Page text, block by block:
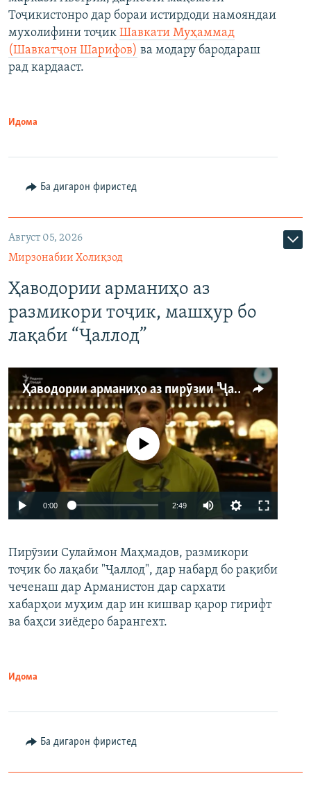
Тоҷикистонро дар бораи истирдоди намояндаи
мухолифини тоҷик Шавкати Муҳаммад
(Шавкатҷон Шарифов) ва модару бародараш
рад кардааст.
Идома
Ба дигарон фиристед
Август 05, 2026
Мирзонабии Холиқзод
Ҳаводории арманиҳо аз
размикори тоҷик, машҳур бо
лақаби “Ҷаллод”
Ҳаводории арманиҳо аз пирӯзии "Ҷаллод"-и тоҷик
Auto 240p 360p 480p
720p 1080p
Феълан кор намекунад
0:00 2:49
360p
480p
Пирӯзии Сулаймон Маҳмадов, размикори
тоҷик бо лақаби "Ҷаллод", дар набард бо рақиби
чеченаш дар Арманистон дар сархати
хабарҳои муҳим дар ин кишвар қарор гирифт
ва баҳси зиёдеро барангехт.
Идома
Ба дигарон фиристед